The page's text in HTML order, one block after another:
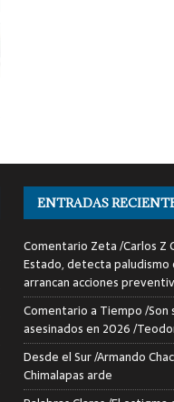
ENTRADAS
Comentario Zeta /Carlos Z
Estado, detecta paludismo
arrancan acciones
Comentario a Tiempo /Son
asesinados en 2026 /
Desde el Sur /Armando
Chimalapas arde